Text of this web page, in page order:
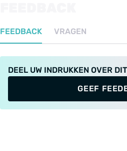
FEEDBACK VRAGEN
DEEL UW INDRUKKEN OVER
GEEF